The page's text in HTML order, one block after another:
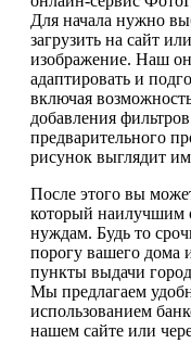
Для начала нужно
загрузить на сайт
изображение. Наш
адаптировать и
включая
добавления
предварительного
рисунок выглядит
После этого вы
который наилучшим
нуждам. Будь то
порогу вашего дома
пункты выдачи
Мы предлагаем
использованием
нашем сайте или